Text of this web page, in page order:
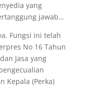
yang
jawab…
Fungsi ini telah
No 16 Tahun
Jasa yang
Kepala (Perka)